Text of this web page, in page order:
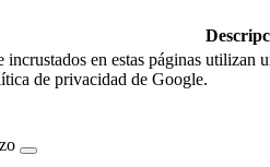
en estas páginas utilizan
de privacidad de Google.